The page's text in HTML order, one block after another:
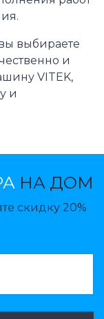
выбираете
и
VITEK,
и
НА ДОМ
скидку 20%